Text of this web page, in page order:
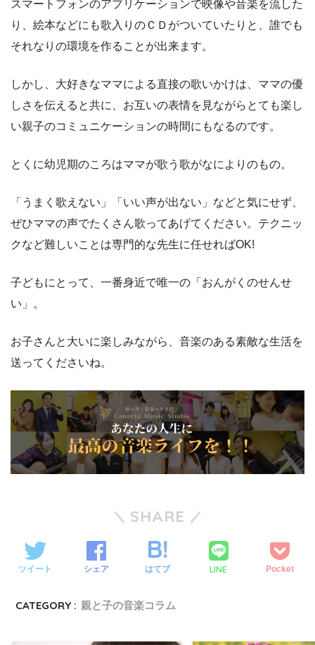
スマートフォンのアプリケーションで映像や音楽を流した
り、絵本などにも歌入りのＣＤがついていたりと、誰でも
それなりの環境を作ることが出来ます。
しかし、大好きなママによる直接の歌いかけは、ママの優
しさを伝えると共に、お互いの表情を見ながらとても楽し
い親子のコミュニケーションの時間にもなるのです。
とくに幼児期のころはママが歌う歌がなによりのもの。
「うまく歌えない」「いい声が出ない」などと気にせず、
ぜひママの声でたくさん歌ってあげてください。テクニッ
クなど難しいことは専門的な先生に任せればOK!
子どもにとって、一番身近で唯一の「おんがくのせんせ
い」。
お子さんと大いに楽しみながら、音楽のある素敵な生活を
送ってくださいね。
SHARE
ツイート シェア はてブ LINE Pocket
CATEGORY : 親と子の音楽コラム